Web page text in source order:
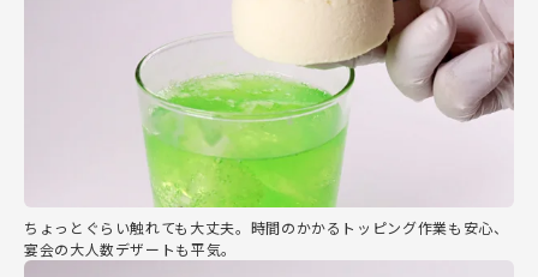
ちょっとぐらい触れても大丈夫。時間のかかるトッピング作業も安心、
宴会の大人数デザートも平気。